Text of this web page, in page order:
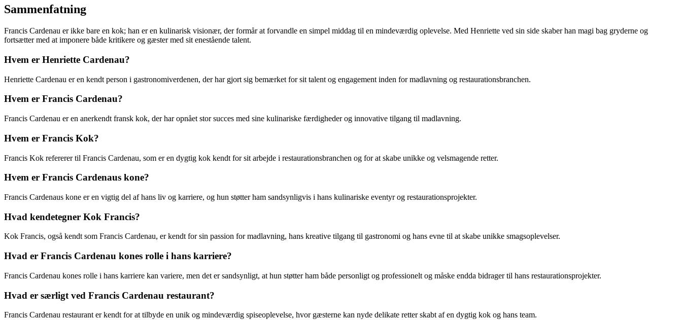
Sammenfatning
Francis Cardenau er ikke bare en kok; han er en kulinarisk visionær, der formår at forvandle en simpel middag til en mindeværdig oplevelse. Med Henriette ved sin side skaber han magi bag gryderne og
fortsætter med at imponere både kritikere og gæster med sit enestående talent.
Hvem er Henriette Cardenau?
Henriette Cardenau er en kendt person i gastronomiverdenen, der har gjort sig bemærket for sit talent og engagement inden for madlavning og restaurationsbranchen.
Hvem er Francis Cardenau?
Francis Cardenau er en anerkendt fransk kok, der har opnået stor succes med sine kulinariske færdigheder og innovative tilgang til madlavning.
Hvem er Francis Kok?
Francis Kok refererer til Francis Cardenau, som er en dygtig kok kendt for sit arbejde i restaurationsbranchen og for at skabe unikke og velsmagende retter.
Hvem er Francis Cardenaus kone?
Francis Cardenaus kone er en vigtig del af hans liv og karriere, og hun støtter ham sandsynligvis i hans kulinariske eventyr og restaurationsprojekter.
Hvad kendetegner Kok Francis?
Kok Francis, også kendt som Francis Cardenau, er kendt for sin passion for madlavning, hans kreative tilgang til gastronomi og hans evne til at skabe unikke smagsoplevelser.
Hvad er Francis Cardenau kones rolle i hans karriere?
Francis Cardenau kones rolle i hans karriere kan variere, men det er sandsynligt, at hun støtter ham både personligt og professionelt og måske endda bidrager til hans restaurationsprojekter.
Hvad er særligt ved Francis Cardenau restaurant?
Francis Cardenau restaurant er kendt for at tilbyde en unik og mindeværdig spiseoplevelse, hvor gæsterne kan nyde delikate retter skabt af en dygtig kok og hans team.